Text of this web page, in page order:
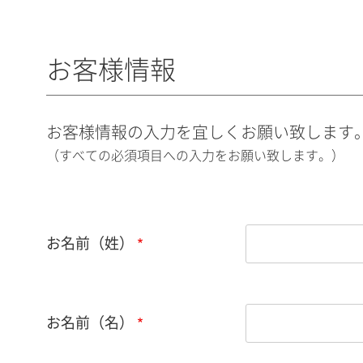
お客様情報
お客様情報の入力を宜しくお願い致します
（すべての必須項目への入力をお願い致します。）
お名前（姓）
お名前（名）